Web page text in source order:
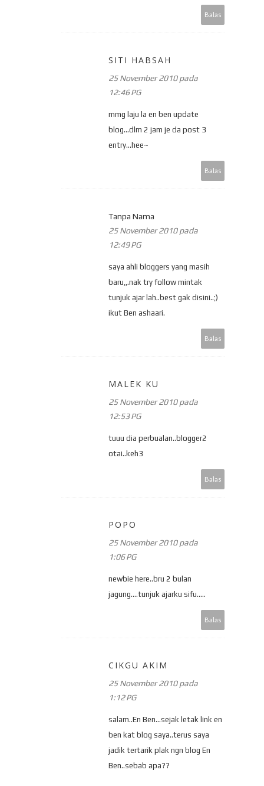
Balas
SITI HABSAH
25 November 2010 pada
12:46 PG
mmg laju la en ben update
blog...dlm 2 jam je da post 3
entry...hee~
Balas
Tanpa Nama
25 November 2010 pada
12:49 PG
saya ahli bloggers yang masih
baru,,.nak try follow mintak
tunjuk ajar lah..best gak disini..;)
ikut Ben ashaari.
Balas
MALEK KU
25 November 2010 pada
12:53 PG
tuuu dia perbualan..blogger2
otai..keh3
Balas
POPO
25 November 2010 pada
1:06 PG
newbie here..bru 2 bulan
jagung....tunjuk ajarku sifu.....
Balas
CIKGU AKIM
25 November 2010 pada
1:12 PG
salam..En Ben...sejak letak link en
ben kat blog saya..terus saya
jadik tertarik plak ngn blog En
Ben..sebab apa??